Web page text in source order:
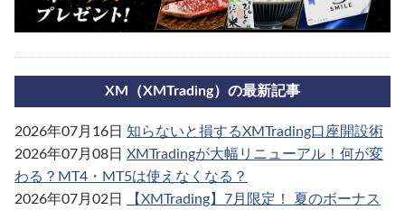
XM（XMTrading）の最新記事
2026年07月16日 知らないと損するXMTrading口座開設術
2026年07月08日 XMTradingが大幅リニューアル！何が変
わる？MT4・MT5は使えなくなる？
2026年07月02日
【XMTrading】7月限定！ 夏のボーナス